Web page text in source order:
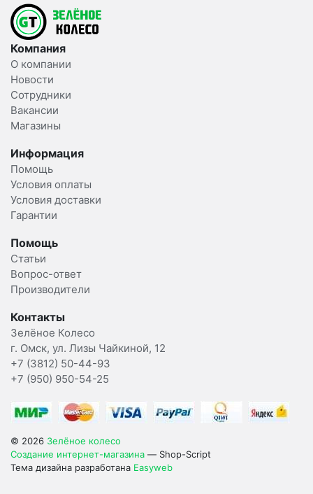
Компания
О компании
Новости
Сотрудники
Вакансии
Магазины
Информация
Помощь
Условия оплаты
Условия доставки
Гарантии
Помощь
Статьи
Вопрос-ответ
Производители
Контакты
Зелёное Колесо
г. Омск, ул. Лизы Чайкиной, 12
+7 (3812) 50-44-93
+7 (950) 950-54-25
© 2026 Зелёное колесо
Создание интернет-магазина — Shop-Script
Тема дизайна разработана Easyweb